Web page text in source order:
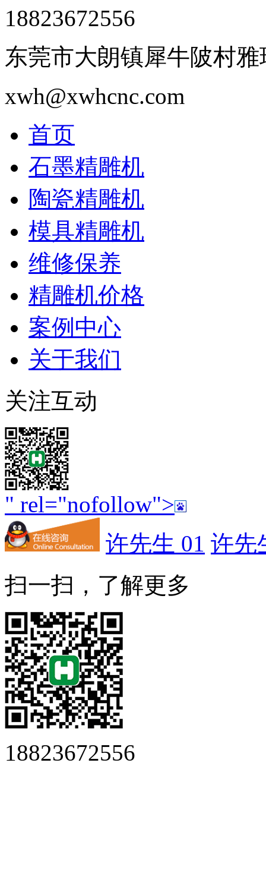
18823672556
东莞市大朗镇犀牛陂村雅
xwh@xwhcnc.com
首页
石墨精雕机
陶瓷精雕机
模具精雕机
维修保养
精雕机价格
案例中心
关于我们
关注互动
" rel="nofollow">
许先生 01 许先
扫一扫，了解更多
18823672556